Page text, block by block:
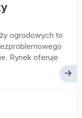
ogrodowych to
Rynek oferuje